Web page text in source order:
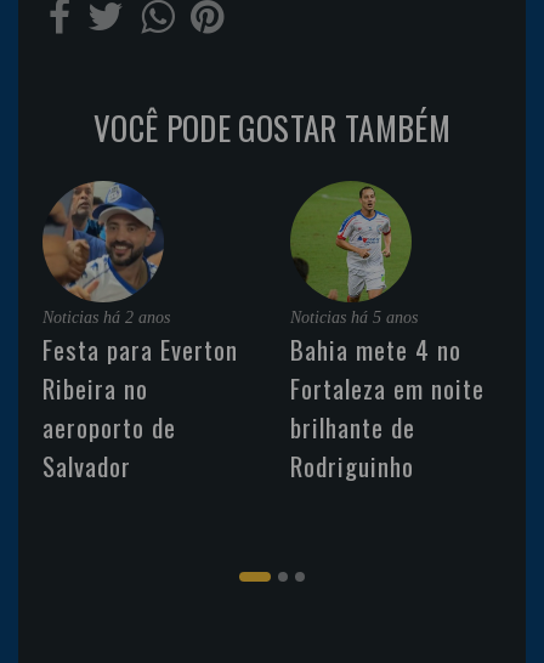
VOCÊ PODE GOSTAR TAMBÉM
Noticias há 2 anos
Festa para Everton
Ribeira no
aeroporto de
Salvador
Noticias há 5 anos
Bahia mete 4 no
Fortaleza em noite
brilhante de
Rodriguinho